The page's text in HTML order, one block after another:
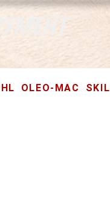
OLEO-MAC SKIL